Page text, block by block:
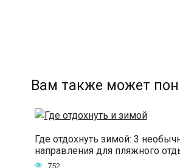
Вам также может
Где отдохнуть зимой: 3
направления для пляжного
752